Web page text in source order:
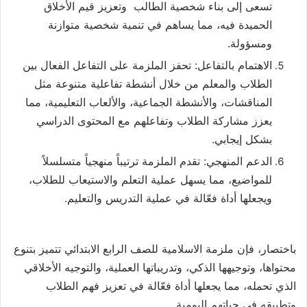
تسعى إلى بناء شخصية الطالب وتعزيز قيم الأخلاق
الحميدة فيه، مما يساهم في تنمية شخصية متوازنة
ومسؤولة.
الاهتمام بالتفاعل: تحفز الملزمة على التفاعل الفعال بين
الطلاب والمعلم من خلال أنشطة تفاعلية متنوعة مثل
المناقشات، والأنشطة الجماعية، والألعاب التعليمية، مما
يعزز مشاركة الطلاب وتفاعلهم مع المحتوى الدراسي
بشكل إيجابي.
الدعم المنهجي: تقدم الملزمة ترتيباً منهجياً متسلسلاً
للمواضيع، مما يسهل عملية التعلم والاستيعاب للطلاب،
ويجعلها أداة فعّالة في عملية التدريس والتعليم.
باختصار، فإن ملزمة الاسلامية للصف الرابع الابتدائي تتميز بتنوع
محتواها، وتوجيهها الذكي، وتدريباتها العملية، والتوجيه الأخلاقي
الذي تحمله، مما يجعلها أداة فعّالة في تعزيز فهم الطلاب
وتطبيقه في حياتهم اليومية.